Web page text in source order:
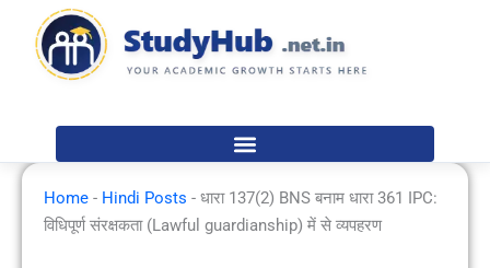
content
Home - Hindi Posts - धारा 137(2) BNS बनाम धारा 361 IPC:
विधिपूर्ण संरक्षकता (Lawful guardianship) में से व्यपहरण